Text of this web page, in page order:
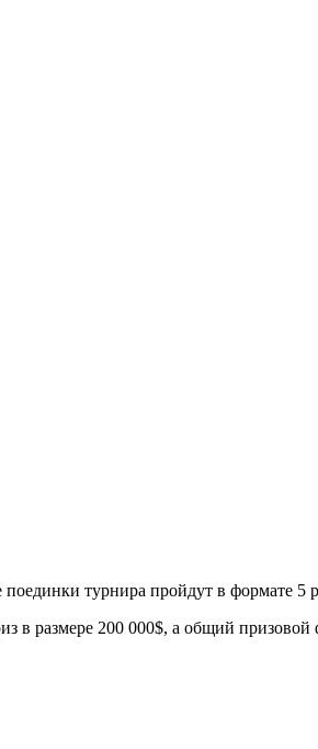
турнира пройдут в формате 5
размере 200 000$, а общий призовой